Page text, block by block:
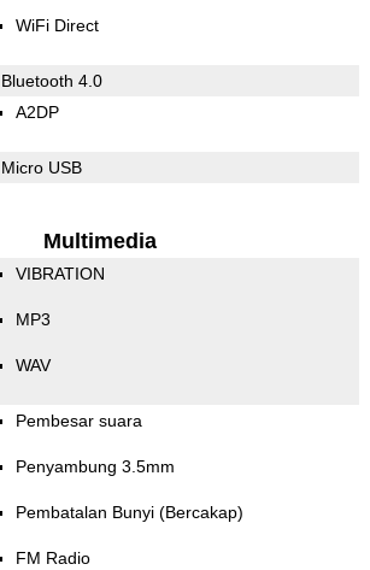
WiFi Direct
Bluetooth 4.0
A2DP
Micro USB
Multimedia
VIBRATION
MP3
WAV
Pembesar suara
Penyambung 3.5mm
Pembatalan Bunyi (Bercakap)
FM Radio